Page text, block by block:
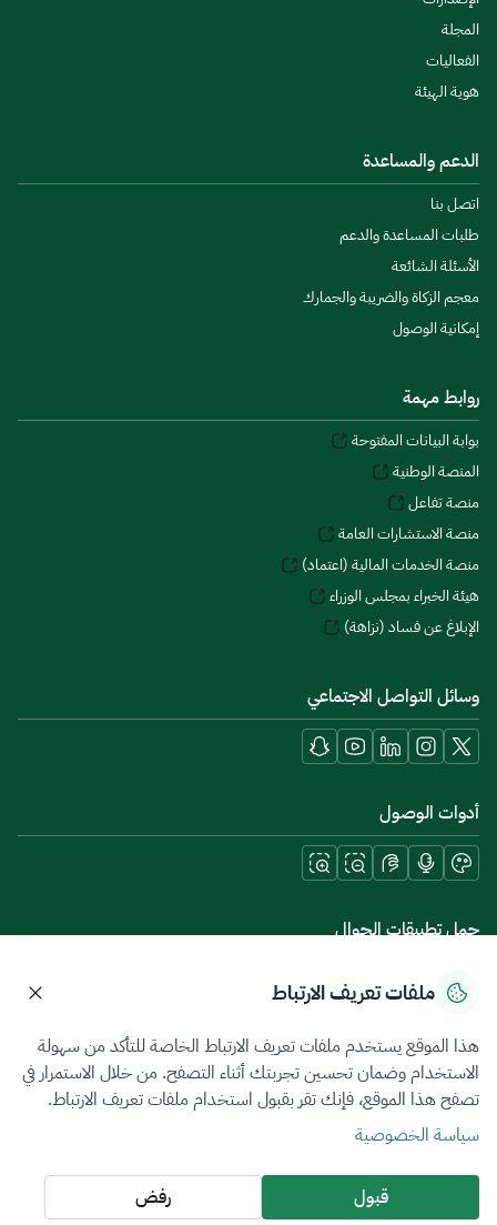
المجلة
الفعاليات
هوية الهيئة
الدعم والمساعدة
اتصل بنا
طلبات المساعدة والدعم
الأسئلة الشائعة
معجم الزكاة والضريبة والجمارك
إمكانية الوصول
روابط مهمة
بوابة البيانات المفتوحة
المنصة الوطنية
منصة تفاعل
منصة الاستشارات العامة
منصة الخدمات المالية (اعتماد)
هيئة الخبراء بمجلس الوزراء
الإبلاغ عن فساد (نزاهة)
وسائل التواصل الاجتماعي
أدوات الوصول
حمل تطبيقات الجوال
سياسة الخصوصيةشروط الاستخدامخريطة الموقع
جميع الحقوق محفوظة 2026 © ZATCA.GOV.SA
تم تطويره وصيانته بواسطة هيئة الزكاة والضريبة والجمارك
آخر تحديث للموقع في
ملفات تعريف الارتباط
هذا الموقع يستخدم ملفات تعريف الارتباط الخاصة للتأكد من سهولة
الاستخدام وضمان تحسين تجربتك أثناء التصفح. من خلال الاستمرار في
تصفح هذا الموقع، فإنك تقر بقبول استخدام ملفات تعريف الارتباط.
سياسة الخصوصية
قبول رفض